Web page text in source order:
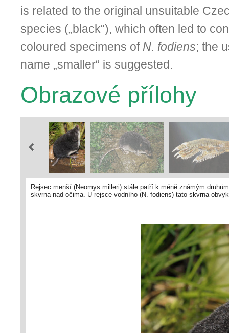
is related to the original unsuitable
species („black“), which often led to
coloured specimens of N. fodiens; the
name „smaller“ is suggested.
Obrazové přílohy
Rejsec menší (Neomys milleri) stále patří k méně známým
skvrna nad očima. U rejsce vodního (N. fodiens) tato skvrna